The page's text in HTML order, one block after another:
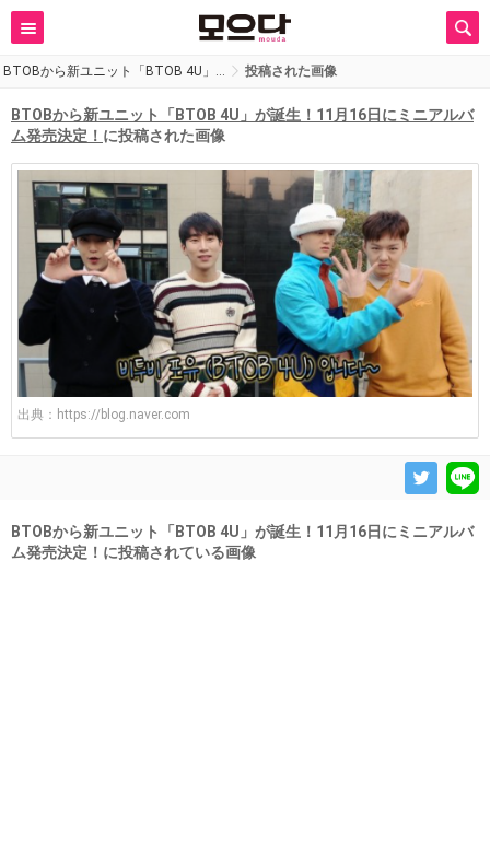
BTOBから新ユニット「BTOB 4U」… 投稿された画像
BTOBから新ユニット「BTOB 4U」が誕生！11月16日にミニアルバ
ム発売決定！ に投稿された画像
出典： https://blog.naver.com
BTOBから新ユニット「BTOB 4U」が誕生！11月16日にミニアルバ
ム発売決定！に投稿されている画像